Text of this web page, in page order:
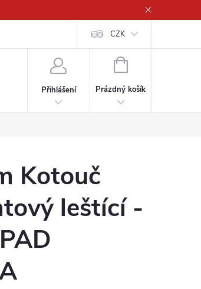
CZK
Přihlášení
NÁKUPNÍ
Prázdný košík
Kotouč
leštící -